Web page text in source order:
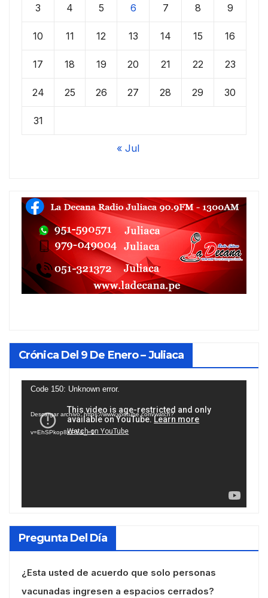
3 4 5 6 7 8 9
10 11 12 13 14 15 16
17 18 19 20 21 22 23
24 25 26 27 28 29 30
31
« Jul
Crónica Del 9 De Enero – Juliaca
Reproductor
vídeo
Code 150: Unknown error.
Descargar archivo: https://www.youtube.com/watch?
v=EhSPkop8KPY&_=1
Pregunta Del Día
¿Esta usted de acuerdo que solo personas
vacunadas ingresen a espacios cerrados?